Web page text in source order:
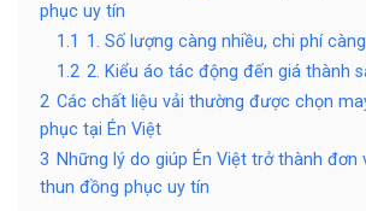
phục uy tín
1.1 1. Số lượng càng nhiều, chi phí
1.2 2. Kiểu áo tác động đến giá thành
2 Các chất liệu vải thường được chọn
phục tại Én Việt
3 Những lý do giúp Én Việt trở thành đơn
thun đồng phục uy tín